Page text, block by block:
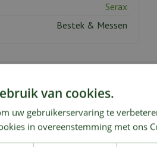
Serax
Bestek & Messen
KIJK OOK EENS NAAR:
van cookies.
uw gebruikerservaring te
in overeenstemming met ons